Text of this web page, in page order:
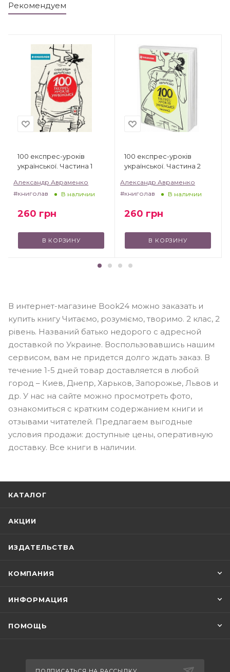
Рекомендуем
100 експрес-уроків
української. Частина 1
Александр Авраменко
#книголав
В наличии
260 грн
В КОРЗИНУ
100 експрес-уроків
української. Частина 2
Александр Авраменко
#книголав
В наличии
260 грн
В КОРЗИНУ
В интернет-магазине Book24 можно заказать и
купить книгу Читаємо, розуміємо, творимо. 2 клас, 2
рівень. Названий батько недорого с адресной
доставкой по Украине. Воспользовавшись нашим
сервисом, вам не придется долго ждать заказ. В
течение 1-5 дней товар доставляется в любой
город – Киев, Днепр, Харьков, Запорожье, Львов и
др. У нас на сайте можно просмотреть фото,
ознакомиться с кратким содержанием книги и
отзывами читателей. Предлагаем выгодные
условия продажи: доступные цены, оперативную
доставку. Все книги в наличии.
КАТАЛОГ
АКЦИИ
ИЗДАТЕЛЬСТВА
КОМПАНИЯ
ИНФОРМАЦИЯ
ПОМОЩЬ